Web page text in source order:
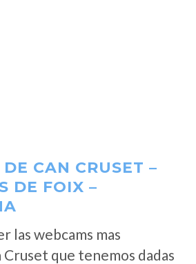
CAN CRUSET –
DE FOIX –
las webcams mas
Cruset que tenemos dadas